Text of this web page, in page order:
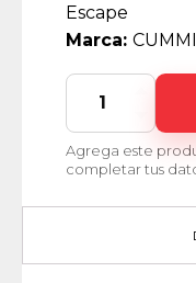
Escape
Marca:
4015KJ
quantity
Agrega este
completar tus